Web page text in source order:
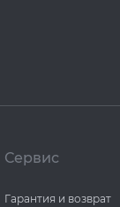
Сервис
Гарантия и возврат